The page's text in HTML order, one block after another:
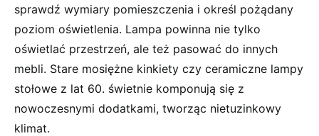
sprawdź wymiary pomieszczenia i określ pożądany
poziom oświetlenia. ‍Lampa powinna nie tylko‍
oświetlać przestrzeń, ale też pasować do innych‌
mebli.​ Stare mosiężne kinkiety czy ceramiczne ⁤lampy
stołowe z ​lat ​60. świetnie komponują⁣ się z
nowoczesnymi dodatkami,⁣ tworząc nietuzinkowy
klimat.